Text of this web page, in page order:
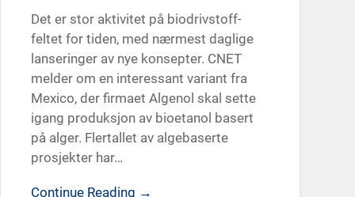
Det er stor aktivitet på biodrivstoff-
feltet for tiden, med nærmest daglige
lanseringer av nye konsepter. CNET
melder om en interessant variant fra
Mexico, der firmaet Algenol skal sette
igang produksjon av bioetanol basert
på alger. Flertallet av algebaserte
prosjekter har…
Continue Reading →